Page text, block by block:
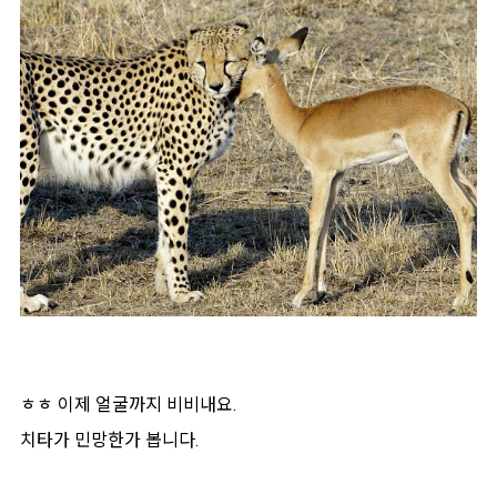
ㅎㅎ 이제 얼굴까지 비비내요.
치타가 민망한가 봅니다.